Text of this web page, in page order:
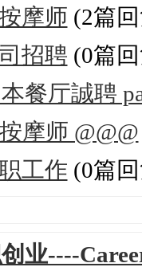
摩师 (2篇
招聘 (0篇
餐厅誠聘
摩师 @@@
工作 (0篇
业----